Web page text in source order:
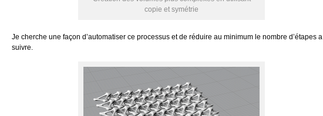
copie et symétrie
Je cherche une façon d’automatiser ce processus et de réduire au minimum le nombre d’étapes a
suivre.